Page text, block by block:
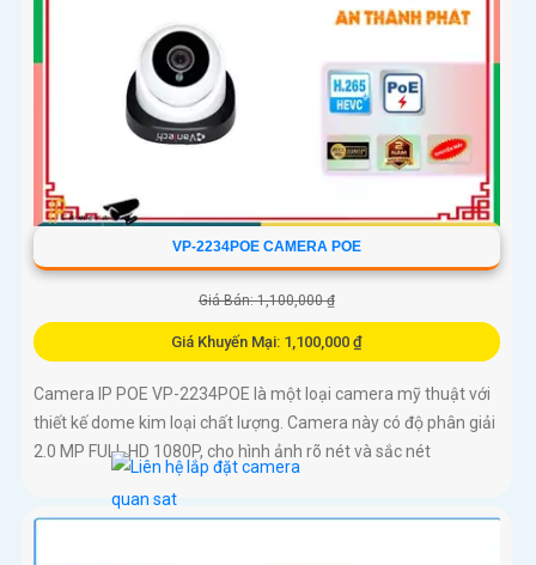
VP-2234POE CAMERA POE
Giá Bán: 1,100,000 ₫
Giá Khuyến Mại: 1,100,000 ₫
Camera IP POE VP-2234POE là một loại camera mỹ thuật với
thiết kế dome kim loại chất lượng. Camera này có độ phân giải
2.0 MP FULL HD 1080P, cho hình ảnh rõ nét và sắc nét